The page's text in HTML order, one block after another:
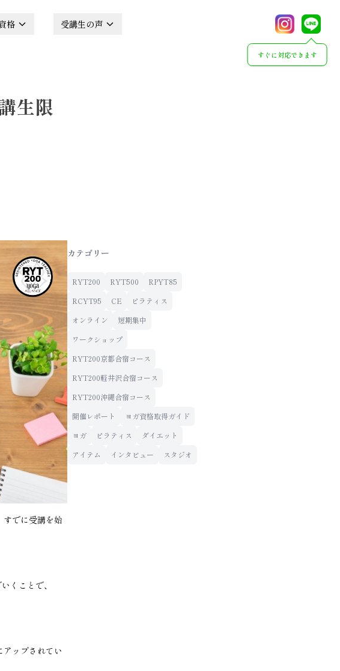
格 受講生の声
すぐに対応できます
生限
でに受講を始
くことで、
ップされてい
カテゴリー
RYT200 RYT500
RPYT85
RCYT95
CE
ピラティス
オンライン
短期集中
ワークショップ
RYT200京都合宿コース
RYT200軽井沢合宿コース
RYT200沖縄合宿コース
開催レポート
ヨガ資格取得ガイド
ヨガ
ピラティス
ダイエット
アイテム
インタビュー スタジオ